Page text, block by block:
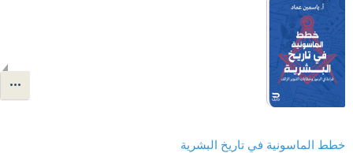
خطط الماسونية في تاريخ البشرية